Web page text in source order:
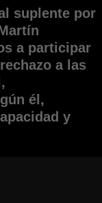
suplente por
a participar
a las
él,
y